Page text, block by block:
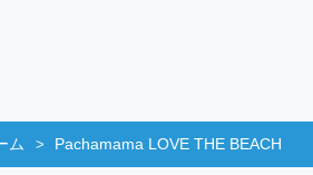
ム Pachamama LOVE THE BEACH